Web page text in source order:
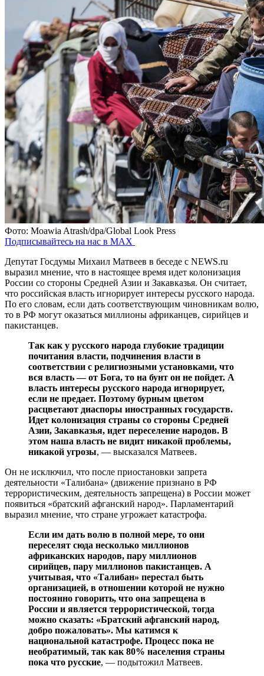
Фото: Moawia Atrash/dpa/Global Look Press
Подписывайтесь на нас в MAX
Депутат Госдумы Михаил Матвеев в беседе с NEWS.ru
выразил мнение, что в настоящее время идет колонизация
России со стороны Средней Азии и Закавказья. Он считает,
что российская власть игнорирует интересы русского народа.
По его словам, если дать соответствующим чиновникам волю,
то в РФ могут оказаться миллионы африканцев, сирийцев и
пакистанцев.
Так как у русского народа глубокие традиции
почитания власти, подчинения власти в
соответствии с религиозными установками, что
вся власть — от Бога, то на бунт он не пойдет. А
власть интересы русского народа игнорирует,
если не предает. Поэтому бурным цветом
расцветают диаспоры иностранных государств.
Идет колонизация страны со стороны Средней
Азии, Закавказья, идет переселение народов. В
этом наша власть не видит никакой проблемы,
никакой угрозы, — высказался Матвеев.
Он не исключил, что после приостановки запрета
деятельности «Талибана» (движение признано в РФ
террористическим, деятельность запрещена) в России может
появиться «братский афганский народ». Парламентарий
выразил мнение, что стране угрожает катастрофа.
Если им дать волю в полной мере, то они
переселят сюда несколько миллионов
африканских народов, пару миллионов
сирийцев, пару миллионов пакистанцев. А
учитывая, что «Талибан» перестал быть
организацией, в отношении которой не нужно
постоянно говорить, что она запрещена в
России и является террористической, тогда
можно сказать: «Братский афганский народ,
добро пожаловать». Мы катимся к
национальной катастрофе. Процесс пока не
необратимый, так как 80% населения страны
пока что русские, — подытожил Матвеев.